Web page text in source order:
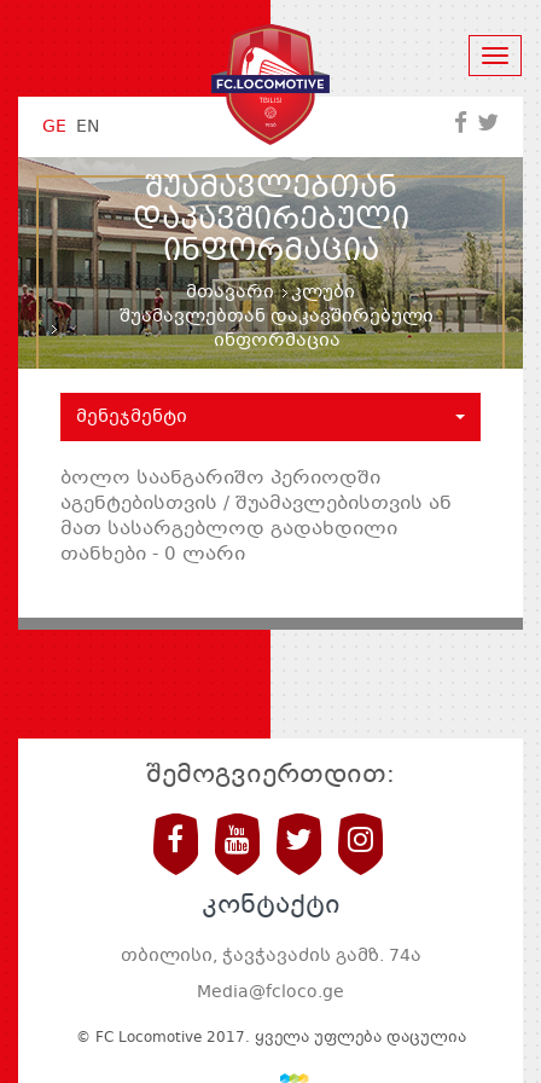
GE EN
ᲨᲣᲐᲛᲐᲕᲚᲔᲑᲗᲐᲜ
ᲓᲐᲙᲐᲕᲨᲘᲠᲔᲑᲣᲚᲘ
ᲘᲜᲤᲝᲠᲛᲐᲪᲘᲐ
მთავარი
კლუბი
შუამავლებთან დაკავშირებული
ინფორმაცია
ᲛᲔᲜᲔᲯᲛᲔᲜᲢᲘ
ბოლო საანგარიშო პერიოდში
აგენტებისთვის / შუამავლებისთვის ან
მათ სასარგებლოდ გადახდილი
თანხები - 0 ლარი
შემოგვიერთდით:
კონტაქტი
თბილისი, ჭავჭავაძის გამზ. 74ა
Media@fcloco.ge
© FC Locomotive 2017. Ყველა Უფლება Დაცულია